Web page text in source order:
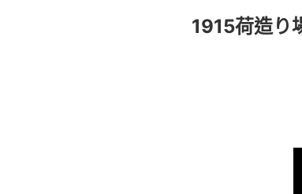
1915荷造り